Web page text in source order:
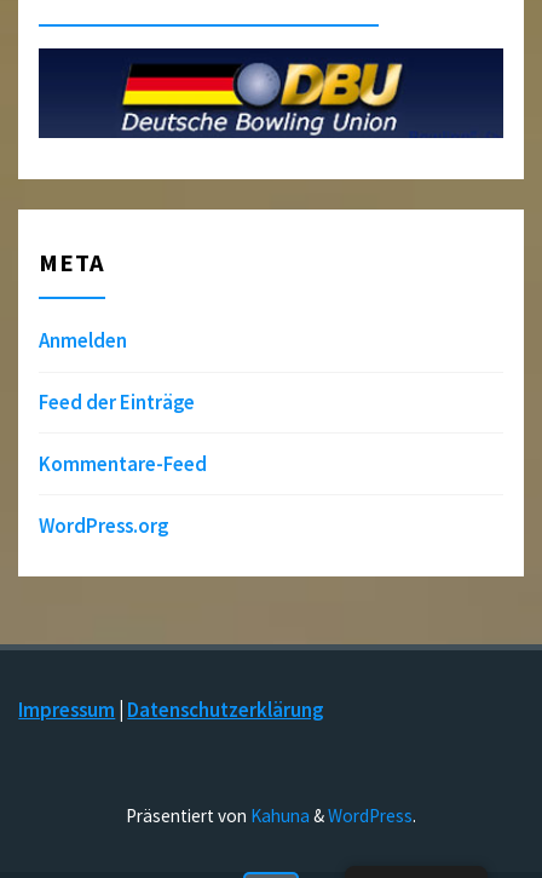
META
Anmelden
Feed der Einträge
Kommentare-Feed
WordPress.org
Impressum Datenschutzerklärung
Präsentiert von Kahuna &WordPress.